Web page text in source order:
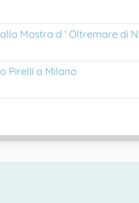
Mostra d ' Oltremare di
Pirelli a Milano